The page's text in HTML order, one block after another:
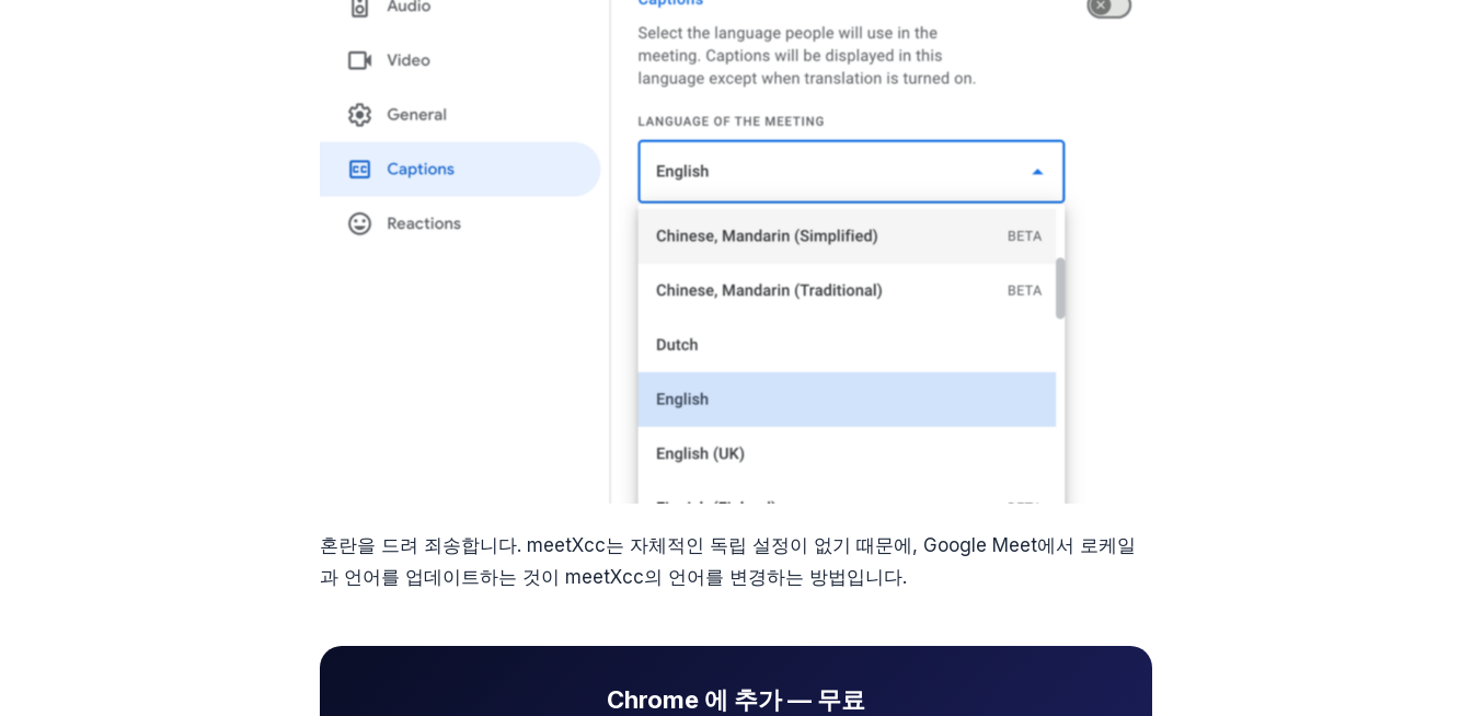
혼란을 드려 죄송합니다. meetXcc는 자체적인 독립 설정이 없기 때문에, Google Meet에서 로케일
과 언어를 업데이트하는 것이 meetXcc의 언어를 변경하는 방법입니다.
Chrome 에 추가 — 무료